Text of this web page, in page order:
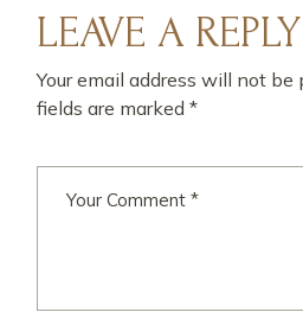
LEAVE A REPLY
Your email address will not be
fields are marked*